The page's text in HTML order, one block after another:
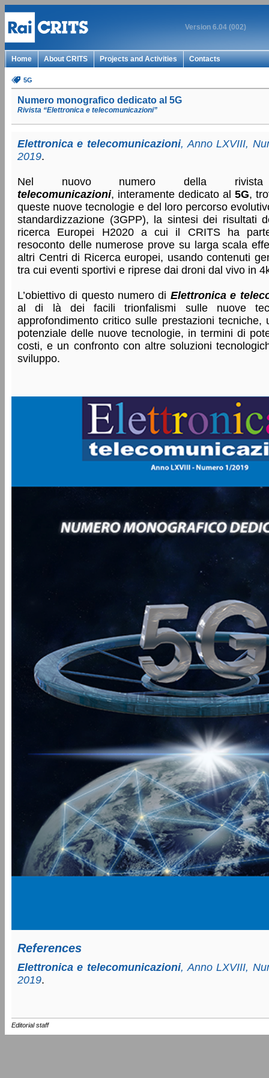
Version 6.04 (002)
Home About CRITS Projects and Activities Contacts
5G
Numero monografico dedicato al 5G
Rivista “Elettronica e telecomunicazioni”
Elettronica e telecomunicazioni, Anno LXVIII,
2019.
Nel nuovo numero della
telecomunicazioni, interamente dedicato al5G,
queste nuove tecnologie e del loro percorso
standardizzazione (3GPP), la sintesi dei risultati
ricerca Europei H2020 a cui il CRITS ha
resoconto delle numerose prove su larga scala
altri Centri di Ricerca europei, usando contenuti
tra cui eventi sportivi e riprese dai droni dal vivo in
L’obiettivo di questo numero di Elettronica e
al di là dei facili trionfalismi sulle nuove
approfondimento critico sulle prestazioni tecniche,
potenziale delle nuove tecnologie, in termini di
costi, e un confronto con altre soluzioni
sviluppo.
References
Elettronica e telecomunicazioni, Anno LXVIII,
2019.
Editorial staff